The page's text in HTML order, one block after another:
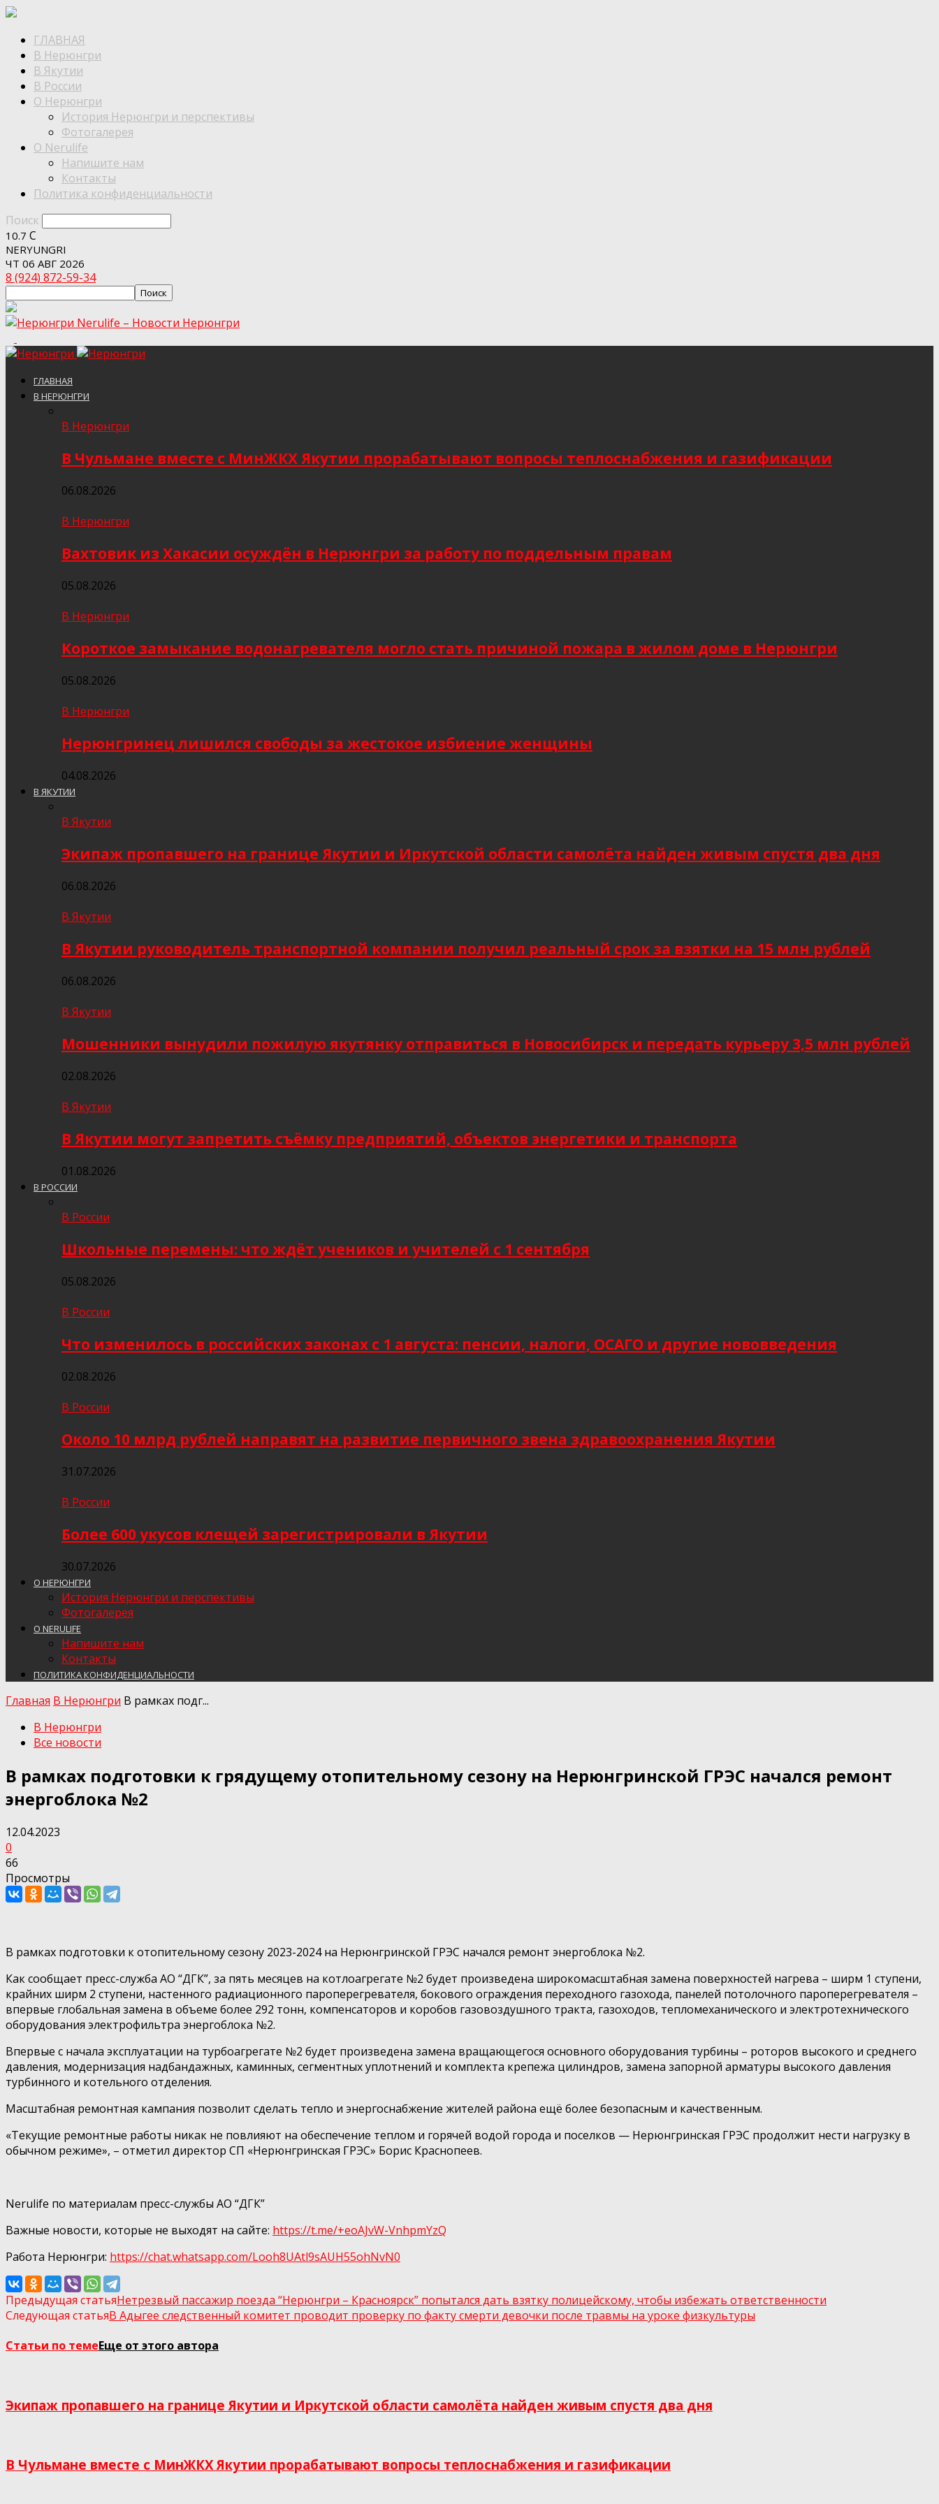
ГЛАВНАЯ
В Нерюнгри
В Якутии
В России
О Нерюнгри
История Нерюнгри и перспективы
Фотогалерея
О Nerulife
Напишите нам
Контакты
Политика конфиденциальности
Поиск
10.7 C
NERYUNGRI
ЧТ 06 АВГ 2026
8 (924) 872-59-34
Nerulife – Новости Нерюнгри
ГЛАВНАЯ
В НЕРЮНГРИ
В Нерюнгри
В Чульмане вместе с МинЖКХ Якутии прорабатывают вопросы теплоснабжения и газификации
06.08.2026
В Нерюнгри
Вахтовик из Хакасии осуждён в Нерюнгри за работу по поддельным правам
05.08.2026
В Нерюнгри
Короткое замыкание водонагревателя могло стать причиной пожара в жилом доме в Нерюнгри
05.08.2026
В Нерюнгри
Нерюнгринец лишился свободы за жестокое избиение женщины
04.08.2026
В ЯКУТИИ
В Якутии
Экипаж пропавшего на границе Якутии и Иркутской области самолёта найден живым спустя два дня
06.08.2026
В Якутии
В Якутии руководитель транспортной компании получил реальный срок за взятки на 15 млн рублей
06.08.2026
В Якутии
Мошенники вынудили пожилую якутянку отправиться в Новосибирск и передать курьеру 3,5 млн рублей
02.08.2026
В Якутии
В Якутии могут запретить съёмку предприятий, объектов энергетики и транспорта
01.08.2026
В РОССИИ
В России
Школьные перемены: что ждёт учеников и учителей с 1 сентября
05.08.2026
В России
Что изменилось в российских законах с 1 августа: пенсии, налоги, ОСАГО и другие нововведения
02.08.2026
В России
Около 10 млрд рублей направят на развитие первичного звена здравоохранения Якутии
31.07.2026
В России
Более 600 укусов клещей зарегистрировали в Якутии
30.07.2026
О НЕРЮНГРИ
История Нерюнгри и перспективы
Фотогалерея
О NERULIFE
Напишите нам
Контакты
ПОЛИТИКА КОНФИДЕНЦИАЛЬНОСТИ
Главная В Нерюнгри В рамках подг...
В Нерюнгри
Все новости
В рамках подготовки к грядущему отопительному сезону на Нерюнгринской ГРЭС начался ремонт
энергоблока №2
12.04.2023
0
66
Просмотры
В рамках подготовки к отопительному сезону 2023-2024 на Нерюнгринской ГРЭС начался ремонт энергоблока №2.
Как сообщает пресс-служба АО “ДГК”, за пять месяцев на котлоагрегате №2 будет произведена широкомасштабная замена поверхностей нагрева – ширм 1 ступени,
крайних ширм 2 ступени, настенного радиационного пароперегревателя, бокового ограждения переходного газохода, панелей потолочного пароперегревателя –
впервые глобальная замена в объеме более 292 тонн, компенсаторов и коробов газовоздушного тракта, газоходов, тепломеханического и электротехнического
оборудования электрофильтра энергоблока №2.
Впервые с начала эксплуатации на турбоагрегате №2 будет произведена замена вращающегося основного оборудования турбины – роторов высокого и среднего
давления, модернизация надбандажных, каминных, сегментных уплотнений и комплекта крепежа цилиндров, замена запорной арматуры высокого давления
турбинного и котельного отделения.
Масштабная ремонтная кампания позволит сделать тепло и энергоснабжение жителей района ещё более безопасным и качественным.
«Текущие ремонтные работы никак не повлияют на обеспечение теплом и горячей водой города и поселков — Нерюнгринская ГРЭС продолжит нести нагрузку в
обычном режиме», – отметил директор СП «Нерюнгринская ГРЭС» Борис Краснопеев.
Nerulife по материалам пресс-службы АО “ДГК”
Важные новости, которые не выходят на сайте: https://t.me/+eoAJvW-VnhpmYzQ
Работа Нерюнгри: https://chat.whatsapp.com/Looh8UAtl9sAUH55ohNvN0
Предыдущая статьяНетрезвый пассажир поезда “Нерюнгри – Красноярск” попытался дать взятку полицейскому, чтобы избежать ответственности
Следующая статьяВ Адыгее следственный комитет проводит проверку по факту смерти девочки после травмы на уроке физкультуры
Статьи по темеЕще от этого автора
Экипаж пропавшего на границе Якутии и Иркутской области самолёта найден живым спустя два дня
В Чульмане вместе с МинЖКХ Якутии прорабатывают вопросы теплоснабжения и газификации